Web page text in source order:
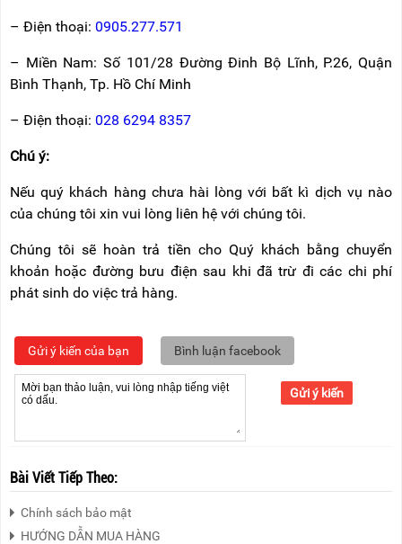
– Điện thoại: 0905.277.571
– Miền Nam: Số 101/28 Đường Đinh Bộ Lĩnh, P.26, Quận
Bình Thạnh, Tp. Hồ Chí Minh
– Điện thoại: 028 6294 8357
Chú ý:
Nếu quý khách hàng chưa hài lòng với bất kì dịch vụ nào
của chúng tôi xin vui lòng liên hệ với chúng tôi.
Chúng tôi sẽ hoàn trả tiền cho Quý khách bằng chuyển
khoản hoặc đường bưu điện sau khi đã trừ đi các chi phí
phát sinh do việc trả hàng.
Gửi ý kiến của bạn Bình luận facebook
Gửi ý kiến
Bài Viết Tiếp Theo:
Chính sách bảo mật
HƯỚNG DẪN MUA HÀNG